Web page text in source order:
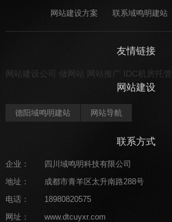
网站建设方案
联系域鸣明建站
友情链接
网站建设公司 做网站 网站推广 IDC机房托管
网站建设
德阳域鸣明建站 网站导航
联系方式
企业：
四川域鸣明科技有限公司
地址：
成都市青羊区太升南路288号
电话：
18980820575
网址：
www.dtcuyxr.com